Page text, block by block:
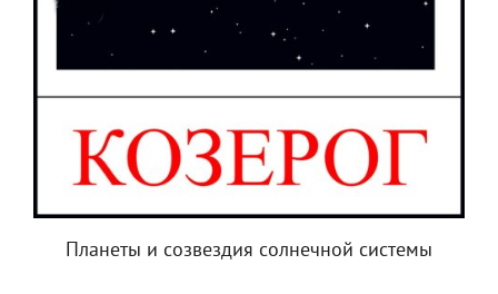
Планеты и созвездия солнечной системы